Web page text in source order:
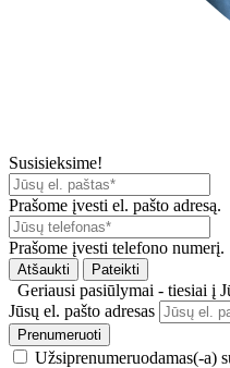
Susisieksime!
Prašome įvesti el. pašto adresą.
Prašome įvesti telefono numerį.
Atšaukti Pateikti
Geriausi pasiūlymai - tiesiai į
Jūsų el. pašto adresas
Prenumeruoti
Užsiprenumeruodamas(-a)